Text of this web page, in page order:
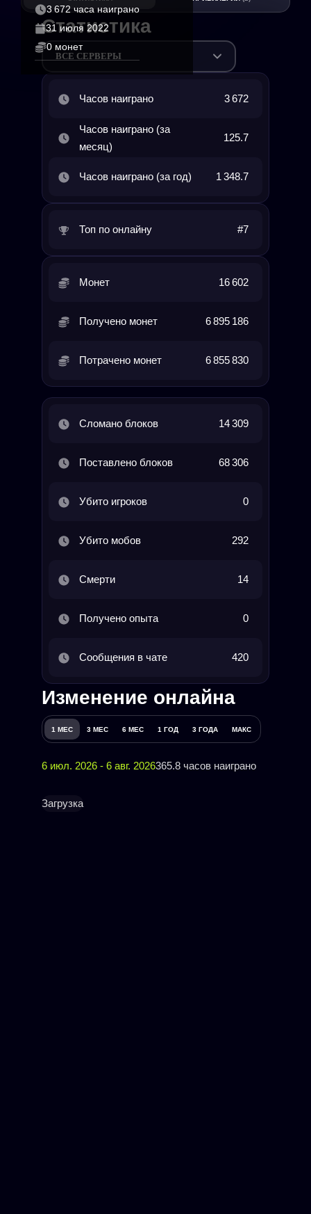
3 672 часа наиграно
31 июля 2022
0 монет
Статистика
ВСЕ СЕРВЕРЫ
Часов наиграно 3 672
Часов наиграно (за
месяц)
125.7
Часов наиграно (за год) 1 348.7
Топ по онлайну #7
Монет 16 602
Получено монет 6 895 186
Потрачено монет 6 855 830
Сломано блоков 14 309
Поставлено блоков 68 306
Убито игроков 0
Убито мобов 292
Смерти 14
Получено опыта 0
Сообщения в чате 420
Изменение онлайна
1 МЕС 3 МЕС 6 МЕС 1 ГОД 3 ГОДА МАКС
6 июл. 2026 - 6 авг. 2026365.8 часов наиграно
Загрузка